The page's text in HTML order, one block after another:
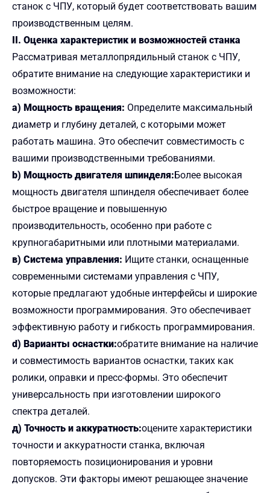
станок с ЧПУ, который будет соответствовать вашим
производственным целям.
II. Оценка характеристик и возможностей станка
Рассматривая металлопрядильный станок с ЧПУ,
обратите внимание на следующие характеристики и
возможности:
a) Мощность вращения: Определите максимальный
диаметр и глубину деталей, с которыми может
работать машина. Это обеспечит совместимость с
вашими производственными требованиями.
b) Мощность двигателя шпинделя:Более высокая
мощность двигателя шпинделя обеспечивает более
быстрое вращение и повышенную
производительность, особенно при работе с
крупногабаритными или плотными материалами.
в) Система управления: Ищите станки, оснащенные
современными системами управления с ЧПУ,
которые предлагают удобные интерфейсы и широкие
возможности программирования. Это обеспечивает
эффективную работу и гибкость программирования.
d) Варианты оснастки:обратите внимание на наличие
и совместимость вариантов оснастки, таких как
ролики, оправки и пресс-формы. Это обеспечит
универсальность при изготовлении широкого
спектра деталей.
д) Точность и аккуратность:оцените характеристики
точности и аккуратности станка, включая
повторяемость позиционирования и уровни
допусков. Эти факторы имеют решающее значение